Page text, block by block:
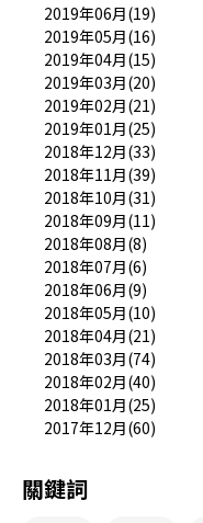
2019年06月(19)
2019年05月(16)
2019年04月(15)
2019年03月(20)
2019年02月(21)
2019年01月(25)
2018年12月(33)
2018年11月(39)
2018年10月(31)
2018年09月(11)
2018年08月(8)
2018年07月(6)
2018年06月(9)
2018年05月(10)
2018年04月(21)
2018年03月(74)
2018年02月(40)
2018年01月(25)
2017年12月(60)
關鍵詞